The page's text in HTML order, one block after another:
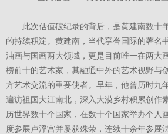
此次估值破纪录的背后，是黄建南数十
的持续积淀。黄建南，当代享誉国际的著名
油画与国画两大领域，更是目前唯一在两大
榜前十的艺术家，其融通中外的艺术视野与
方艺术交流的重要使者。早年，他曾历时九
遍访祖国大江南北，深入大漠乡村积累创作
历世界数十个国家，在数十个国家举办个人
度参展卢浮宫并屡获殊荣，连续十余年参展